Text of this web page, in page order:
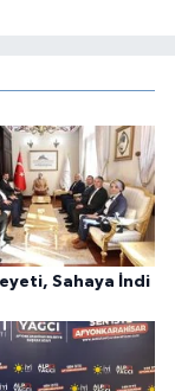
Sahaya İndi